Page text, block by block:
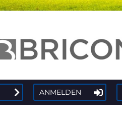
ANMELDEN